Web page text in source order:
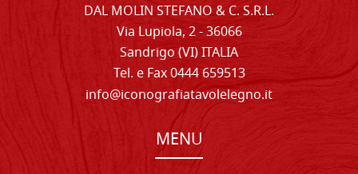
DAL MOLIN STEFANO & C. S.R.L.
Via Lupiola, 2 - 36066
Sandrigo (VI) ITALIA
Tel. e Fax 0444 659513
info@iconografiatavolelegno.it
MENU